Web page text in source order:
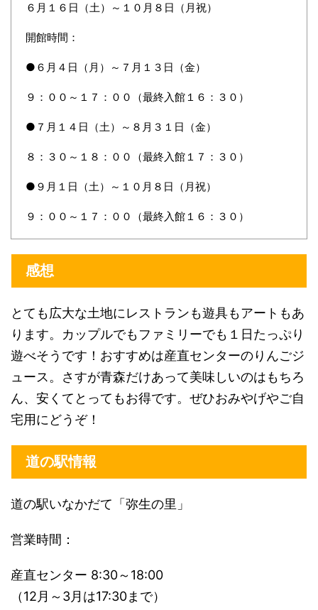
６月１６日（土）～１０月８日（月祝）
開館時間：
●６月４日（月）～７月１３日（金）
９：００～１７：００（最終入館１６：３０）
●７月１４日（土）～８月３１日（金）
８：３０～１８：００（最終入館１７：３０）
●９月１日（土）～１０月８日（月祝）
９：００～１７：００（最終入館１６：３０）
感想
とても広大な土地にレストランも遊具もアートもあ
ります。カップルでもファミリーでも１日たっぷり
遊べそうです！おすすめは産直センターのりんごジ
ュース。さすが青森だけあって美味しいのはもちろ
ん、安くてとってもお得です。ぜひおみやげやご自
宅用にどうぞ！
道の駅情報
道の駅いなかだて「弥生の里」
営業時間：
産直センター 8:30～18:00
（12月～3月は17:30まで）